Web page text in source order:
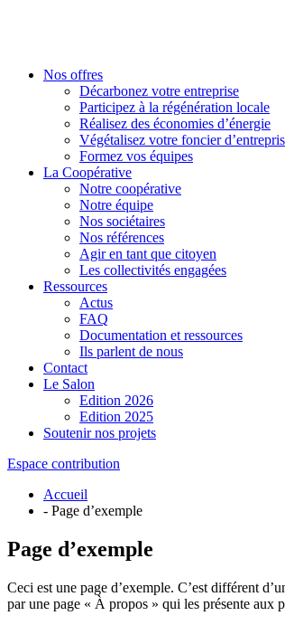
Nos offres
Décarbonez votre entreprise
Participez à la régénération locale
Réalisez des économies d’énergie
Végétalisez votre foncier
Formez vos équipes
La Coopérative
Notre coopérative
Notre équipe
Nos sociétaires
Nos références
Agir en tant que citoyen
Les collectivités engagées
Ressources
Actus
FAQ
Documentation et ressources
Ils parlent de nous
Contact
Le Salon
Edition 2026
Edition 2025
Soutenir nos projets
Espace contribution
Accueil
- Page d’exemple
Page d’exemple
Ceci est une page d’exemple. C’est différent
par une page « À propos » qui les présente